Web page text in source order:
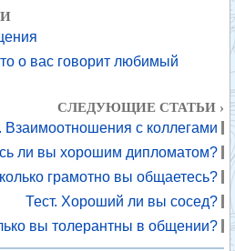
о вас говорит любимый
СЛЕДУЮЩИЕ СТАТЬИ ›
Взаимоотношения с коллегами
ли вы хорошим дипломатом?
грамотно вы общаетесь?
Тест. Хороший ли вы сосед?
вы толерантны в общении?